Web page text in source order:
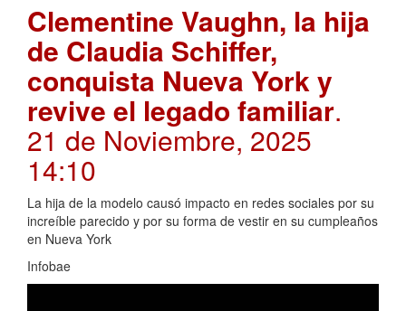
Clementine Vaughn, la hija
de Claudia Schiffer,
conquista Nueva York y
revive el legado familiar.
21 de Noviembre, 2025
14:10
La hija de la modelo causó impacto en redes sociales por su
increíble parecido y por su forma de vestir en su cumpleaños
en Nueva York
Infobae